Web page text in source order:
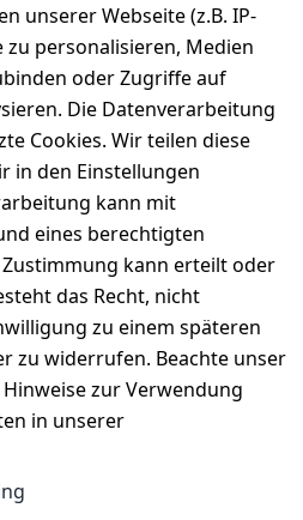
unserer Webseite (z.B. IP-
zu personalisieren, Medien
oder Zugriffe auf
Die Datenverarbeitung
Cookies. Wir teilen diese
in den Einstellungen
kann mit
eines berechtigten
kann erteilt oder
das Recht, nicht
zu einem späteren
zu widerrufen. Beachte unser
zur Verwendung
in unserer
VORKASSE RECHNUNG